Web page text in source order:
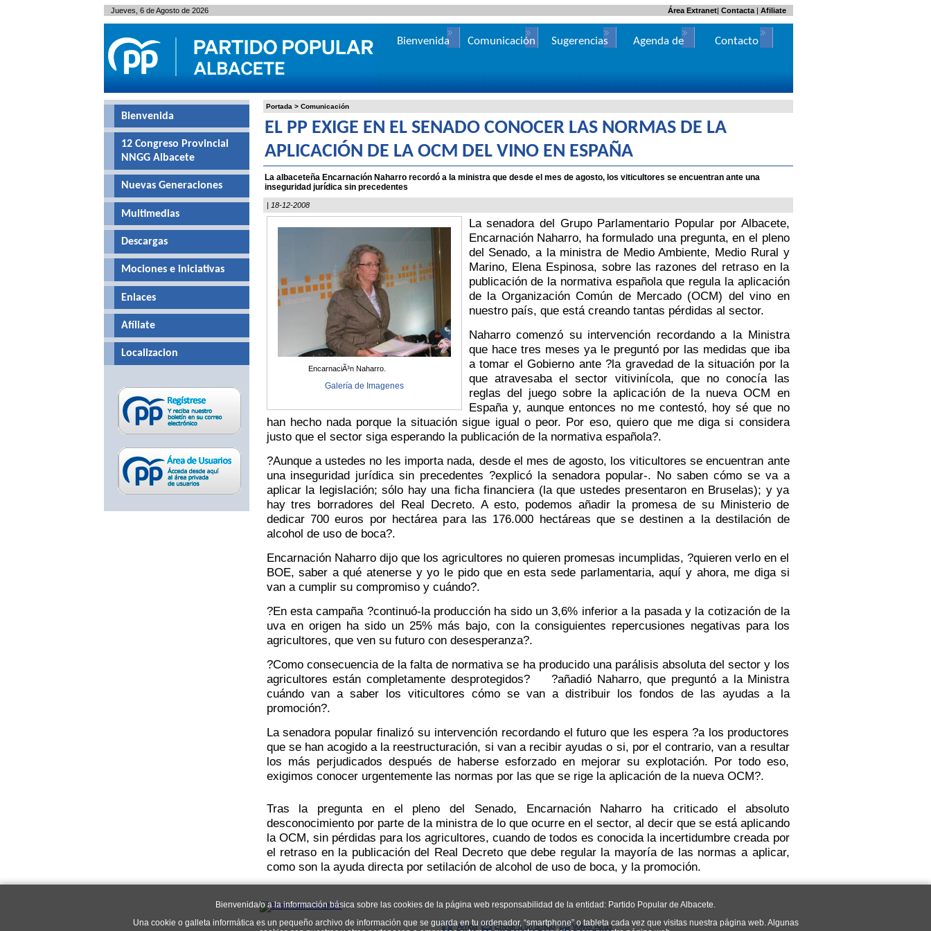
Bienvenida/o a la información básica sobre las cookies de la página web responsabilidad de la entidad: Partido Popular de Albacete.
Una cookie o galleta informática es un pequeño archivo de información que se guarda en tu ordenador, “smartphone” o tableta cada vez que visitas nuestra página web. Algunas
Portada > Comunicación
EL PP EXIGE EN EL SENADO CONOCER LAS NORMAS DE LA
APLICACIÓN DE LA OCM DEL VINO EN ESPAÑA
La albaceteña Encarnación Naharro recordó a la ministra que desde el mes de agosto, los viticultores se encuentran ante una
inseguridad jurídica sin precedentes
| 18-12-2008
EncarnaciÃ³n Naharro.
Galería de Imagenes
La senadora del Grupo Parlamentario Popular por Albacete,
Encarnación Naharro, ha formulado una pregunta, en el pleno
del Senado, a la ministra de Medio Ambiente, Medio Rural y
Marino, Elena Espinosa, sobre las razones del retraso en la
publicación de la normativa española que regula la aplicación
de la Organización Común de Mercado (OCM) del vino en
nuestro país, que está creando tantas pérdidas al sector.
Naharro comenzó su intervención recordando a la Ministra
que hace tres meses ya le preguntó por las medidas que iba
a tomar el Gobierno ante ?la gravedad de la situación por la
que atravesaba el sector vitivinícola, que no conocía las
reglas del juego sobre la aplicación de la nueva OCM en
España y, aunque entonces no me contestó, hoy sé que no
han hecho nada porque la situación sigue igual o peor. Por eso, quiero que me diga si considera
justo que el sector siga esperando la publicación de la normativa española?.
?Aunque a ustedes no les importa nada, desde el mes de agosto, los viticultores se encuentran ante
una inseguridad jurídica sin precedentes ?explicó la senadora popular-. No saben cómo se va a
aplicar la legislación; sólo hay una ficha financiera (la que ustedes presentaron en Bruselas); y ya
hay tres borradores del Real Decreto. A esto, podemos añadir la promesa de su Ministerio de
dedicar 700 euros por hectárea para las 176.000 hectáreas que se destinen a la destilación de
alcohol de uso de boca?.
Encarnación Naharro dijo que los agricultores no quieren promesas incumplidas, ?quieren verlo en el
BOE, saber a qué atenerse y yo le pido que en esta sede parlamentaria, aquí y ahora, me diga si
van a cumplir su compromiso y cuándo?.
?En esta campaña ?continuó-la producción ha sido un 3,6% inferior a la pasada y la cotización de la
uva en origen ha sido un 25% más bajo, con la consiguientes repercusiones negativas para los
agricultores, que ven su futuro con desesperanza?.
?Como consecuencia de la falta de normativa se ha producido una parálisis absoluta del sector y los
agricultores están completamente desprotegidos? ?añadió Naharro, que preguntó a la Ministra
cuándo van a saber los viticultores cómo se van a distribuir los fondos de las ayudas a la
promoción?.
La senadora popular finalizó su intervención recordando el futuro que les espera ?a los productores
que se han acogido a la reestructuración, si van a recibir ayudas o si, por el contrario, van a resultar
los más perjudicados después de haberse esforzado en mejorar su explotación. Por todo eso,
exigimos conocer urgentemente las normas por las que se rige la aplicación de la nueva OCM?.
Tras la pregunta en el pleno del Senado, Encarnación Naharro ha criticado el absoluto
desconocimiento por parte de la ministra de lo que ocurre en el sector, al decir que se está aplicando
la OCM, sin pérdidas para los agricultores, cuando de todos es conocida la incertidumbre creada por
el retraso en la publicación del Real Decreto que debe regular la mayoría de las normas a aplicar,
como son la ayuda directa por setilación de alcohol de uso de boca, y la promoción.
Arriba Enviar a un amigo Volver Atrás
Bienvenida
12 Congreso Provincial
NNGG Albacete
Nuevas Generaciones
Multimedias
Descargas
Mociones e iniciativas
Enlaces
Afíliate
Localizacion
Jueves, 6 de Agosto de 2026 | Contacta| Afiliate
Área Extranet
Bienvenida Comunicación Sugerencias
Agenda de
Contacto